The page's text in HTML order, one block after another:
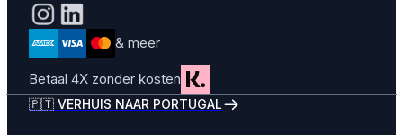
& meer
Betaal 4X zonder kosten
🇵🇹 VERHUIS NAAR PORTUGAL